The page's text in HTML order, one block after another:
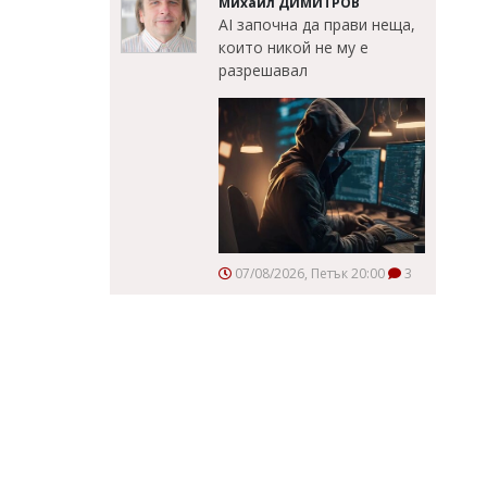
AI започна да прави неща,
които никой не му е
разрешавал
07/08/2026, Петък 20:00 3